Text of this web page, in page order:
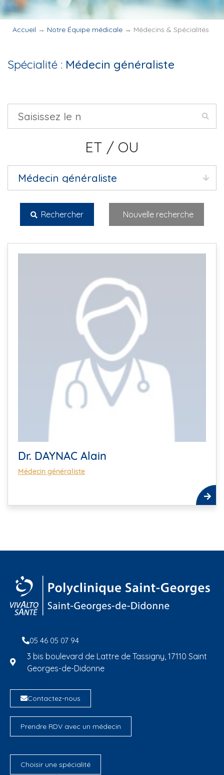
Accueil → Notre Équipe médicale → Médecins & Spécialités
Spécialité : Médecin généraliste
ET / OU
Rechercher Nouvelle recherche
Dr. DAYNAC Alain
Médecin généraliste
05 46 05 07 94
3 bis boulevard de Lattre de Tassigny, 17110 Saint
Georges-de-Didonne
Contactez-nous
Prendre RDV avec un médecin
Choisir une spécialité